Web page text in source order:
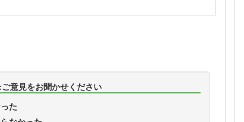
意見をお聞かせください
た